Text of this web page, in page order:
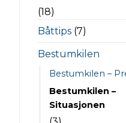
(18)
Båttips(7)
Bestumkilen
Bestumkilen –
Bestumkilen –
Situasjonen